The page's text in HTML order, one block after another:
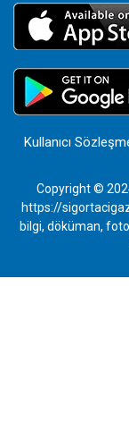
Kullanıcı
Copyright ©
https://
bilgi, döküman,